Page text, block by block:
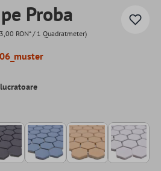
Proba
RON* / 1 Quadratmeter)